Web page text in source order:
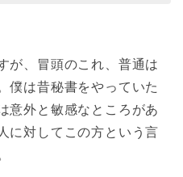
が、冒頭のこれ、普通は
僕は昔秘書をやっていた
意外と敏感なところがあ
に対してこの方という言